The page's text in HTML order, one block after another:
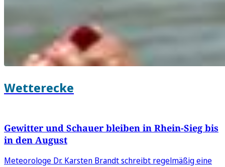
Wetterecke
Gewitter und Schauer bleiben in Rhein-Sieg bis
in den August
Meteorologe Dr. Karsten Brandt schreibt regelmäßig eine